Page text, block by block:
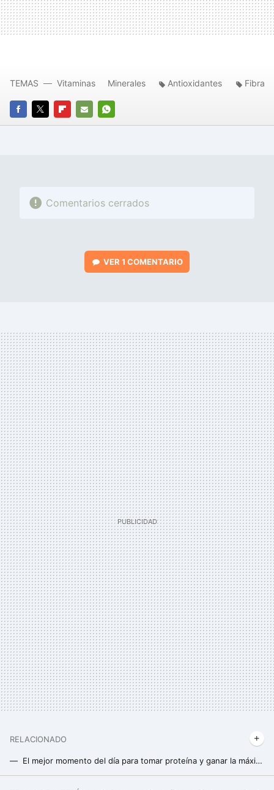
FACEBOOK
TWITTERFLIPBOARD
E-
WHATSAPP
TEMAS Vitaminas Minerales Antioxidantes Fibra
Comentarios cerrados
VER 1 COMENTARIO
RELACIONADO
El mejor momento del día para tomar proteína y ganar la máxima masa muscular (y no es después de entrenar)